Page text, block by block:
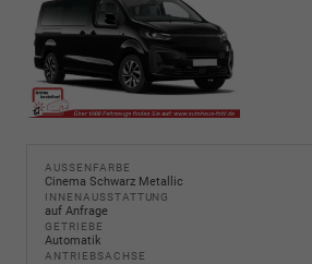
AUSSENFARBE
Cinema Schwarz Metallic
INNENAUSSTATTUNG
auf Anfrage
GETRIEBE
Automatik
ANTRIEBSACHSE